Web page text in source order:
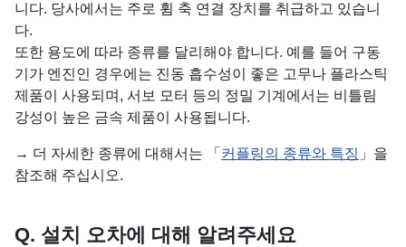
니다. 당사에서는 주로 휨 축 연결 장치를 취급하고 있습니
다.
또한 용도에 따라 종류를 달리해야 합니다. 예를 들어 구동
기가 엔진인 경우에는 진동 흡수성이 좋은 고무나 플라스틱
제품이 사용되며, 서보 모터 등의 정밀 기계에서는 비틀림
강성이 높은 금속 제품이 사용됩니다.
→ 더 자세한 종류에 대해서는 「 커플링의 종류와 특징 」을
참조해 주십시오.
Q. 설치 오차에 대해 알려주세요